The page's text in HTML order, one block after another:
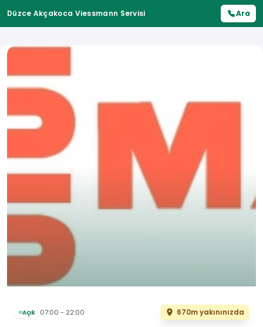
Düzce Akçakoca Viessmann Servisi Ara
Açık 07:00 - 22:00 670m yakınınızda